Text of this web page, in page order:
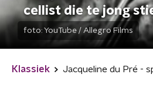
cellist die te jong
foto: YouTube / Allegro Films
Klassiek